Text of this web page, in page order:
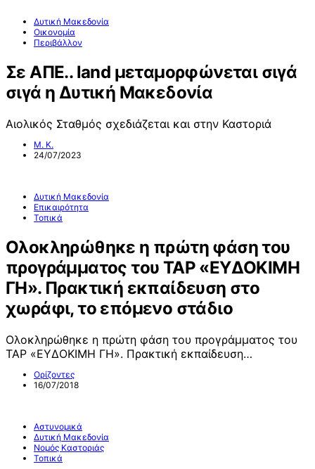
Δυτική Μακεδονία
Οικονομία
Περιβάλλον
Σε ΑΠΕ.. land μεταμορφώνεται σιγά
σιγά η Δυτική Μακεδονία
Αιολικός Σταθμός σχεδιάζεται και στην Καστοριά
Μ. Κ.
24/07/2023
Δυτική Μακεδονία
Επικαιρότητα
Τοπικά
Ολοκληρώθηκε η πρώτη φάση του
προγράμματος του ΤΑΡ «ΕΥΔΟΚΙΜΗ
ΓΗ». Πρακτική εκπαίδευση στο
χωράφι, το επόμενο στάδιο
Ολοκληρώθηκε η πρώτη φάση του προγράμματος του
ΤΑΡ «ΕΥΔΟΚΙΜΗ ΓΗ». Πρακτική εκπαίδευση…
Ορίζοντες
16/07/2018
Αστυνομικά
Δυτική Μακεδονία
Νομός Καστοριάς
Τοπικά